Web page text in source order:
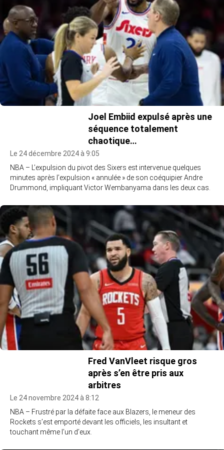
Joel Embiid expulsé après une
séquence totalement
chaotique…
Le 24 décembre 2024 à 9:05
NBA – L’expulsion du pivot des Sixers est intervenue quelques
minutes après l’expulsion « annulée » de son coéquipier Andre
Drummond, impliquant Victor Wembanyama dans les deux cas.
Fred VanVleet risque gros
après s’en être pris aux
arbitres
Le 24 novembre 2024 à 8:12
NBA – Frustré par la défaite face aux Blazers, le meneur des
Rockets s’est emporté devant les officiels, les insultant et
touchant même l’un d’eux.